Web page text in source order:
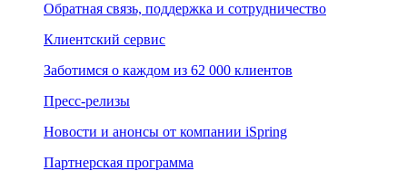
Обратная связь, поддержка и сотрудничество
Клиентский сервис
Заботимся о каждом из 62 000 клиентов
Пресс-релизы
Новости и анонсы от компании iSpring
Партнерская программа